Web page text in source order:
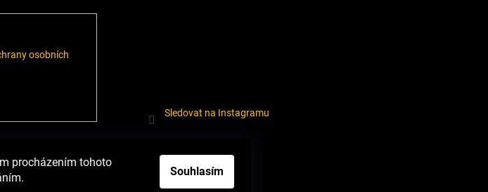
procházením tohoto
Souhlasím
osobních
Sledovat na Instagramu
osobních údajů Odstoupení od smlouvy